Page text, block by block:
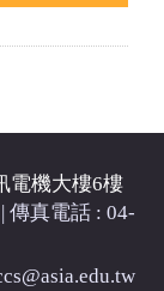
電機大樓6樓
真電話 : 04-